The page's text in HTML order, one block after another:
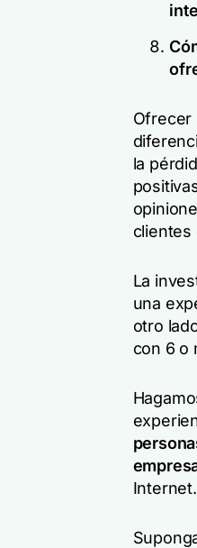
Ofrecer
la
clientes
La
una
otro
con 6 o
Internet.